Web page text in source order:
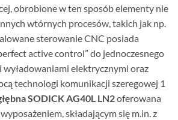
obrobione w ten sposób elementy nie
wtórnych procesów, takich jak np.
sterowanie CNC posiada
active control” do jednoczesnego
elektrycznymi oraz
technologi komunikacji szeregowej 1
SODICK AG40L LN2oferowana
składającym się m.in. z